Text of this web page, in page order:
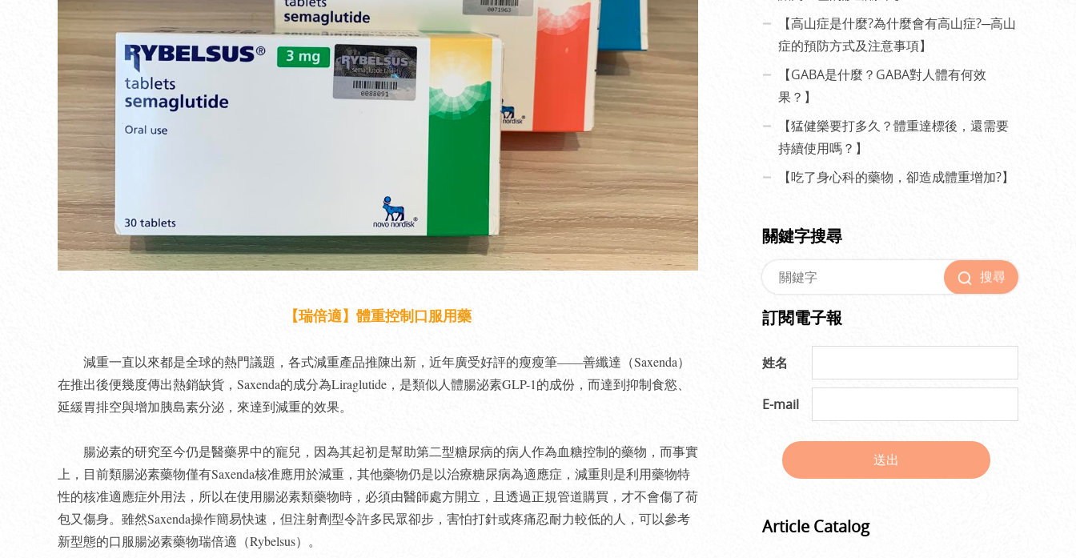
【瑞倍適】體重控制口服用藥
減重一直以來都是全球的熱門議題，各式減重產品推陳出新，近年廣受好評的瘦瘦筆——善纖達（Saxenda）
在推出後便幾度傳出熱銷缺貨，Saxenda的成分為Liraglutide，是類似人體腸泌素GLP-1的成份，而達到抑制食慾、
延緩胃排空與增加胰島素分泌，來達到減重的效果。
腸泌素的研究至今仍是醫藥界中的寵兒，因為其起初是幫助第二型糖尿病的病人作為血糖控制的藥物，而事實
上，目前類腸泌素藥物僅有Saxenda核准應用於減重，其他藥物仍是以治療糖尿病為適應症，減重則是利用藥物特
性的核准適應症外用法，所以在使用腸泌素類藥物時，必須由醫師處方開立，且透過正規管道購買，才不會傷了荷
包又傷身。雖然Saxenda操作簡易快速，但注射劑型令許多民眾卻步，害怕打針或疼痛忍耐力較低的人，可以參考
新型態的口服腸泌素藥物瑞倍適（Rybelsus）。
【高山症是什麼?為什麼會有高山症?─高山
症的預防方式及注意事項】
【GABA是什麼？GABA對人體有何效
果？】
【猛健樂要打多久？體重達標後，還需要
持續使用嗎？】
【吃了身心科的藥物，卻造成體重增加?】
關鍵字搜尋
搜尋
訂閱電子報
姓名
E-mail
送出
Article Catalog